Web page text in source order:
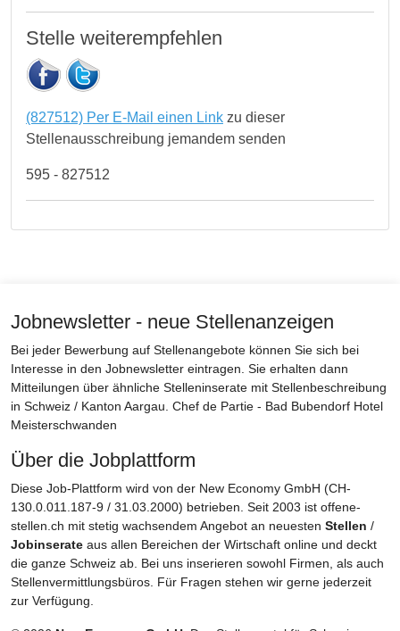
Stelle weiterempfehlen
(827512) Per E-Mail einen Link zu dieser
Stellenausschreibung jemandem senden
595 - 827512
Jobnewsletter - neue Stellenanzeigen
Bei jeder Bewerbung auf Stellenangebote können Sie sich bei
Interesse in den Jobnewsletter eintragen. Sie erhalten dann
Mitteilungen über ähnliche Stelleninserate mit Stellenbeschreibung
in Schweiz / Kanton Aargau. Chef de Partie - Bad Bubendorf Hotel
Meisterschwanden
Über die Jobplattform
Diese Job-Plattform wird von der New Economy GmbH (CH-
130.0.011.187-9 / 31.03.2000) betrieben. Seit 2003 ist offene-
stellen.ch mit stetig wachsendem Angebot an neuesten Stellen /
Jobinserate aus allen Bereichen der Wirtschaft online und deckt
die ganze Schweiz ab. Bei uns inserieren sowohl Firmen, als auch
Stellenvermittlungsbüros. Für Fragen stehen wir gerne jederzeit
zur Verfügung.